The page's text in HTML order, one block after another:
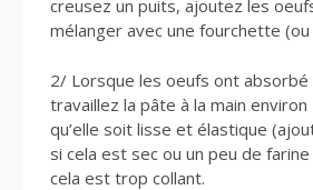
creusez un puits, ajoutez les
mélanger avec une fourchette
2/ Lorsque les oeufs ont absorbé
travaillez la pâte à la main environ
qu’elle soit lisse et élastique
si cela est sec ou un peu de
cela est trop collant.